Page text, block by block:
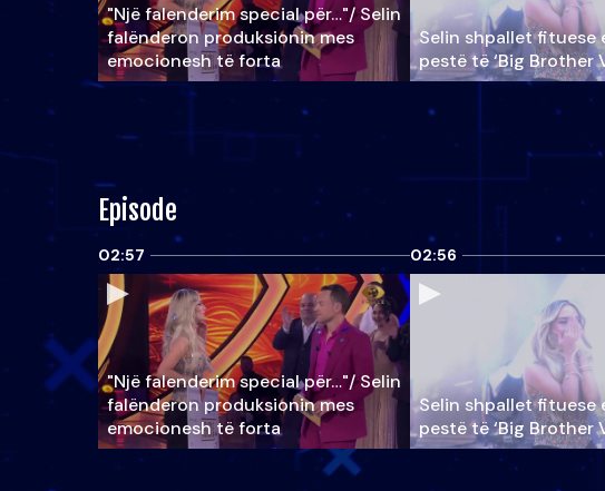
"Një falenderim special për…"/ Selin
falënderon produksionin mes
emocionesh të forta
Selin shpallet fituese
pestë të ‘Big Brother
Episode
02:57
"Një falenderim special për…"/ Selin
falënderon produksionin mes
emocionesh të forta
02:56
Selin shpallet fituese
pestë të ‘Big Brother